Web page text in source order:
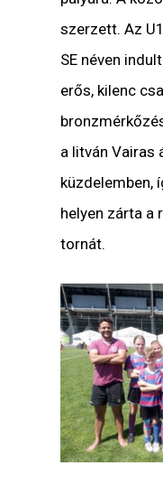
szerzett. Az
SE néven
erős, kilenc
a litván Vairas
küzdelemben,
helyen zárta a
tornát.